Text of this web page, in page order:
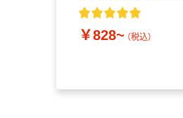
￥828~ （税込）